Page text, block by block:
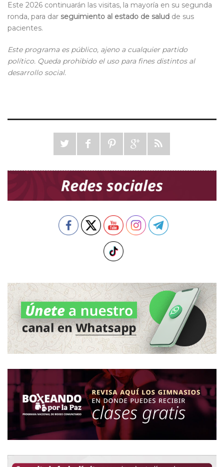
Este 2026 continuarán las visitas, la mayoría en su segunda
ronda, para dar seguimiento al estado de salud de sus
pacientes.
Este programa es público, ajeno a cualquier partido
político. Queda prohibido el uso para fines distintos al
desarrollo social.